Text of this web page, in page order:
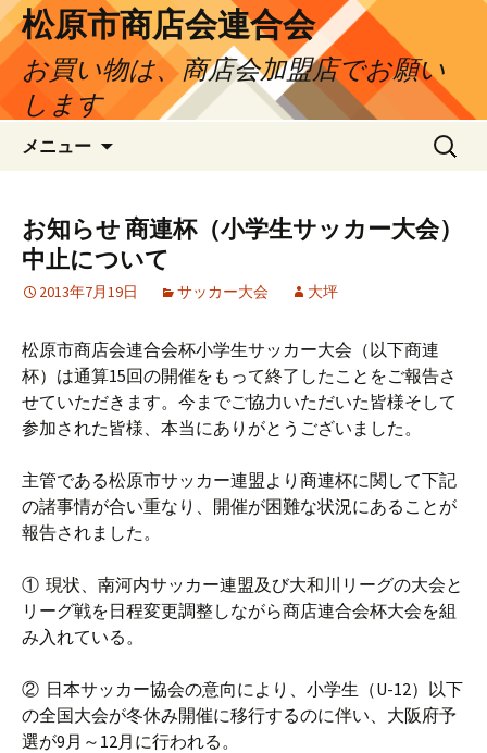
松原市商店会連合会
お買い物は、商店会加盟店でお願い
します
メニュー
ツ
へ
ス
ッ
プ
検
索:
お知らせ 商連杯（小学生サッカー大会）
中止について
2013年7月19日 サッカー大会 大坪
松原市商店会連合会杯小学生サッカー大会（以下商連
杯）は通算15回の開催をもって終了したことをご報告さ
せていただきます。今までご協力いただいた皆様そして
参加された皆様、本当にありがとうございました。
主管である松原市サッカー連盟より商連杯に関して下記
の諸事情が合い重なり、開催が困難な状況にあることが
報告されました。
① 現状、南河内サッカー連盟及び大和川リーグの大会と
リーグ戦を日程変更調整しながら商店連合会杯大会を組
み入れている。
② 日本サッカー協会の意向により、小学生（U-12）以下
の全国大会が冬休み開催に移行するのに伴い、大阪府予
選が9月～12月に行われる。